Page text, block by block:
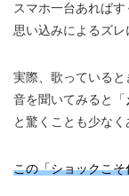
スマホ一台あればす
思い込みによるズレ
実際、歌っている
音を聞いてみると「
と驚くことも少なく
この「ショックこそ